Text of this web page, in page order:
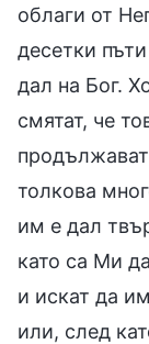
облаги от
десетки
дал на Бог.
смятат, че
толкова
им е дал
като са Ми
и искат да
или, след